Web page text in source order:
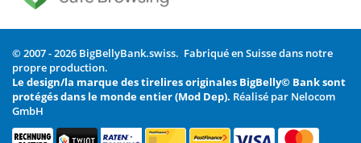
© 2007 - 2026 BigBellyBank.swiss. Fabriqué en Suisse dans notre
propre production.
Le design/la marque des tirelires originales BigBelly© Bank sont
protégés dans le monde entier (Mod Dep). Réalisé par Nelocom
GmbH